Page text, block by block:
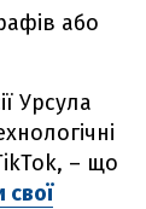
або
Урсула
– що
свої